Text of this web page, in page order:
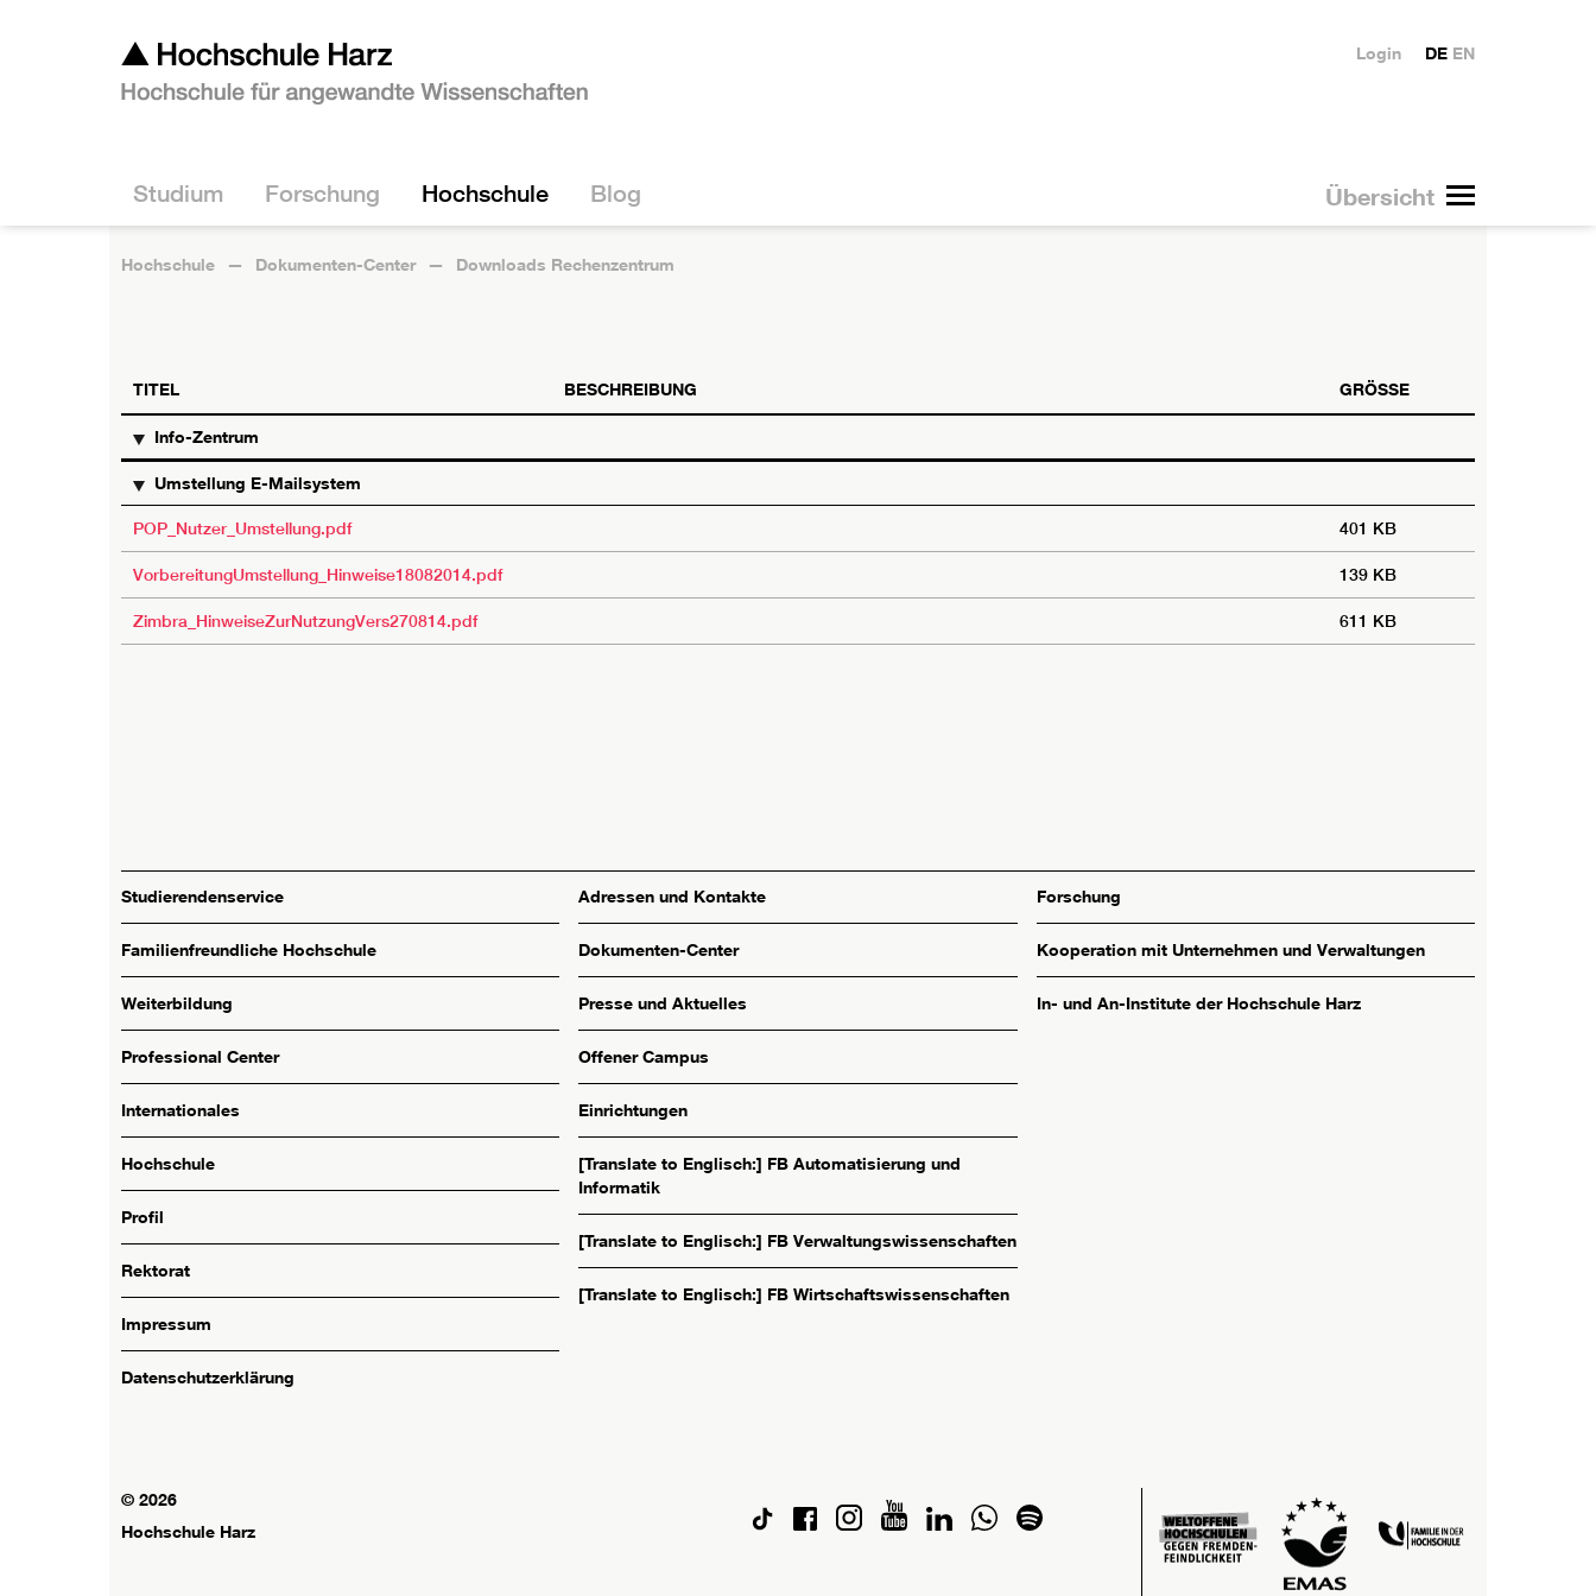
Übersicht
Studium Forschung Hochschule Blog
DE EN
Login
Hochschule Dokumenten-Center Downloads Rechenzentrum
TITEL BESCHREIBUNG GRÖSSE
Info-Zentrum
Umstellung E-Mailsystem
POP_Nutzer_Umstellung.pdf 401 KB
VorbereitungUmstellung_Hinweise18082014.pdf 139 KB
Zimbra_HinweiseZurNutzungVers270814.pdf 611 KB
Studierendenservice
Familienfreundliche Hochschule
Weiterbildung
Professional Center
Internationales
Hochschule
Profil
Rektorat
Impressum
Datenschutzerklärung
Adressen und Kontakte
Dokumenten-Center
Presse und Aktuelles
Offener Campus
Einrichtungen
[Translate to Englisch:] FB Automatisierung und
Informatik
[Translate to Englisch:] FB Verwaltungswissenschaften
[Translate to Englisch:] FB Wirtschaftswissenschaften
Forschung
Kooperation mit Unternehmen und Verwaltungen
In- und An-Institute der Hochschule Harz
© 2026
Hochschule Harz